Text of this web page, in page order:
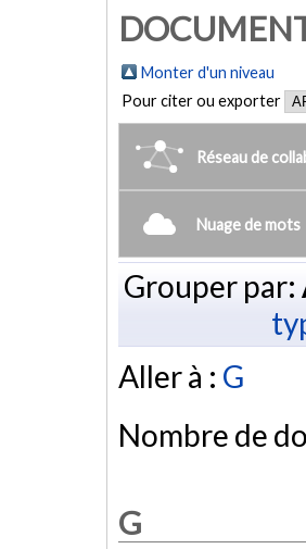
Monter d'un niveau
Pour citer ou exporter
Réseau de
Nuage de mots
Grouper par:
Aller à : G
Nombre de
G